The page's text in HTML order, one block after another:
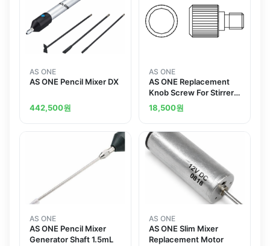
AS ONE
AS ONE Pencil Mixer DX
442,500원
AS ONE
AS ONE Replacement
Knob Screw For Stirrer
Shaft
18,500원
AS ONE
AS ONE Pencil Mixer
Generator Shaft 1.5mL
AS ONE
AS ONE Slim Mixer
Replacement Motor